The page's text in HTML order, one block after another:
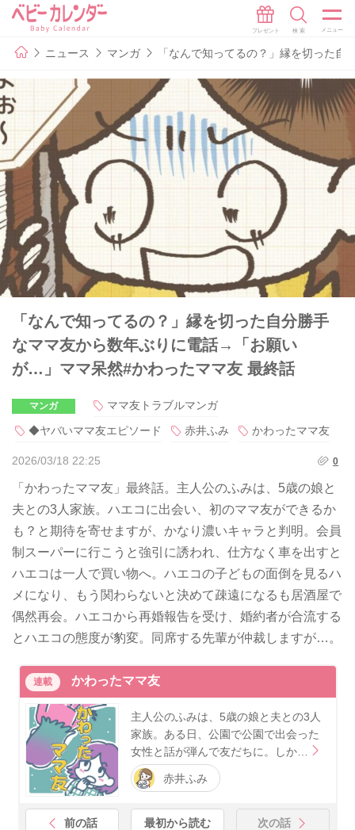
ニュース マンガ 「なんで知ってるの？」縁を切った
「なんで知ってるの？」縁を切った自分勝手
なママ友から数年ぶりに電話→「お願い
が…」ママ呆然#かわったママ友 最終話
マンガ
ママ友トラブルマンガ
◆ヤバいママ友エピソード
赤井ふみ かわったママ友
2026/03/18 22:25 0
「かわったママ友」最終話。主人公のふみは、5歳の娘と
夫との3人家族。ハエコに出会い、初のママ友ができるか
も？と期待を寄せますが、かなり濃いキャラと判明。会員
制スーパーに行こうと強引に誘われ、仕方なく車を出すと
ハエコは一人で買い物へ。ハエコの子どもの面倒を見るハ
メになり、もう関わらないと決めて疎遠になるも居酒屋で
偶然再会。ハエコから再婚報告を受け、婚約者が合流する
とハエコの態度が豹変。同席する先輩が仲裁しますが…。
連載 かわったママ友
主人公のふみは、5歳の娘と夫との3人
家族。ある日、公園で公園で出会った
女性と話が弾んで友だちに。しか…
赤井ふみ
前の話 最初から読む 次の話